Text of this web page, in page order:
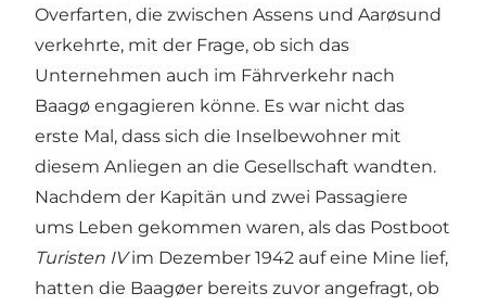
Overfarten, die zwischen Assens und Aarøsund
verkehrte, mit der Frage, ob sich das
Unternehmen auch im Fährverkehr nach
Baagø engagieren könne. Es war nicht das
erste Mal, dass sich die Inselbewohner mit
diesem Anliegen an die Gesellschaft wandten.
Nachdem der Kapitän und zwei Passagiere
ums Leben gekommen waren, als das Postboot
Turisten IVim Dezember 1942 auf eine Mine lief,
hatten die Baagøer bereits zuvor angefragt, ob